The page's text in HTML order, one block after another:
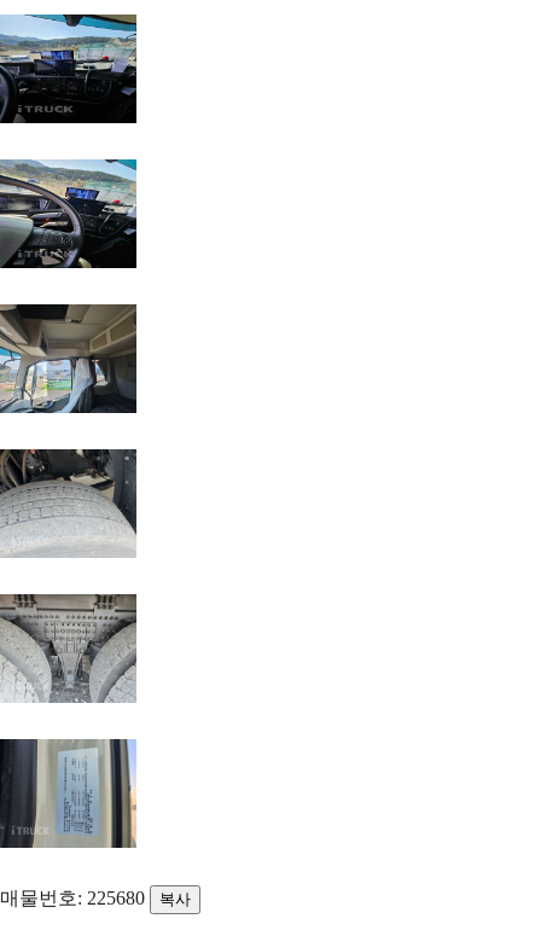
매물번호: 225680 복사